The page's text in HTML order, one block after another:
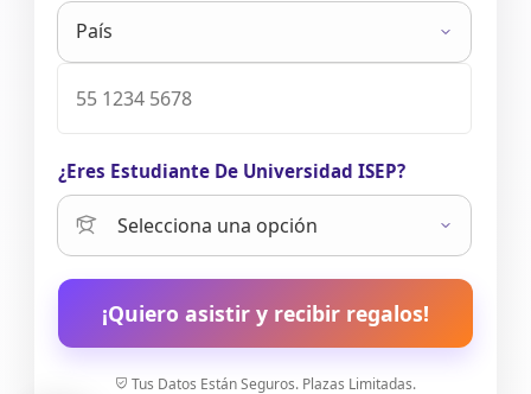
¿Eres Estudiante De Universidad ISEP?
¡Quiero asistir y recibir regalos!
Tus Datos Están Seguros. Plazas Limitadas.